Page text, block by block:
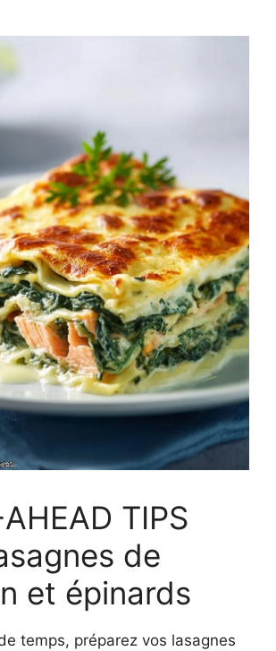
TIPS
de
et épinards
temps, préparez vos lasagnes